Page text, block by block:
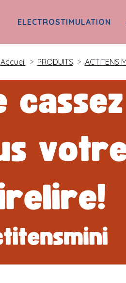
ELECTROSTIMULATION
Accueil PRODUITS ACTITENS